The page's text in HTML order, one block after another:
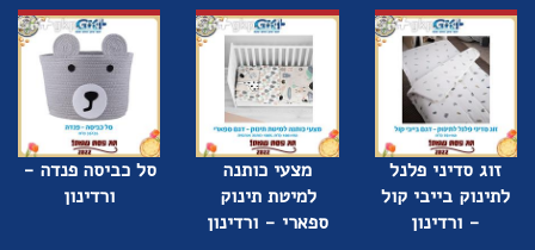
זוג סדיני פלנל
לתינוק בייבי קול
- ורדינון
מצעי כותנה
למיטת תינוק
ספארי - ורדינון
סל כביסה פנדה -
ורדינון